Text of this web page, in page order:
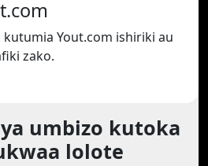
Yout.com ishiriki au
zako.
umbizo kutoka
lolote